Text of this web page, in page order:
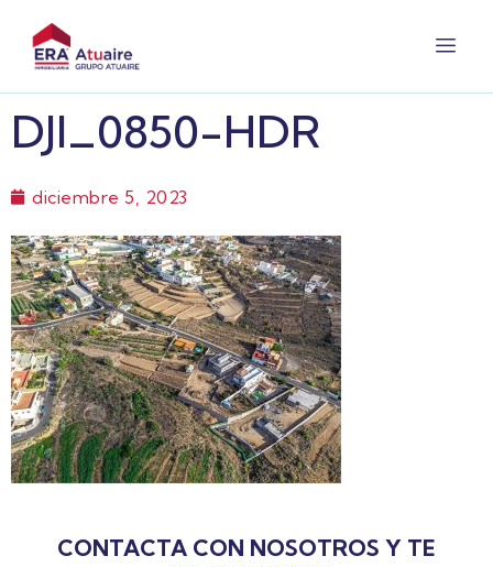
DJI_0850-HDR
diciembre 5, 2023
CONTACTA CON NOSOTROS Y TE